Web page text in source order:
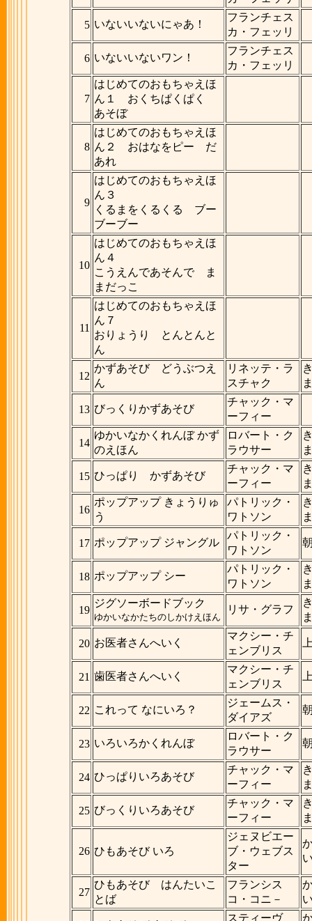
5 いないいないにゃあ！
フランチェス
カ・フェッリ
6 いないいないワン！
フランチェス
カ・フェッリ
7
はじめてのおもちゃえほ
ん１ おくちぱくぱく
あそぼ
8
はじめてのおもちゃえほ
ん２ おはなをピー だ
あれ
9
はじめてのおもちゃえほ
ん３
くるまをくるくる ブー
ブーブー
10
はじめてのおもちゃえほ
ん４
こうえんであそんで ま
まだっこ
11
はじめてのおもちゃえほ
ん７
おりょうり とんとんと
ん
12
かずあそび どうぶつえ
ん
リネッテ・ラ
スチャク
13 びっくりかずあそび
チャック・マ
ーフィー
14
ゆかいなかくれんぼ かず
のえほん
ロバート・ク
ラウサー
15 ひっぱり かずあそび
チャック・マ
ーフィー
16
ポップアップ きょうりゅ
う
パトリック・
ワトソン
17 ポップアップ ジャングル
パトリック・
ワトソン
18 ポップアップ シー
パトリック・
ワトソン
19
ジグソーボードブック
ゆかいなかたちのしかけえほん
リサ・グラフ
20 お医者さんへいく
マクシー・チ
ェンブリス
21 歯医者さんへいく
マクシー・チ
ェンブリス
22 これって なにいろ？
ジェームス・
ダイアズ
23 いろいろかくれんぼ
ロバート・ク
ラウサー
24 ひっぱりいろあそび
チャック・マ
ーフィー
25 びっくりいろあそび
チャック・マ
ーフィー
26 ひもあそび いろ
ジェヌビエー
ブ・ウェブス
ター
27
ひもあそび はんたいこ
とば
フランシス
コ・コニ－
スティーヴ